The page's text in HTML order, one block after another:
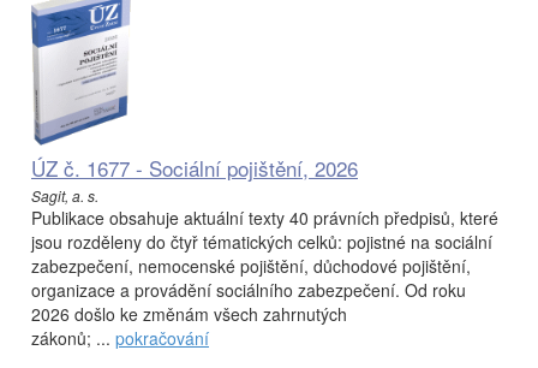
ÚZ č. 1677 - Sociální pojištění, 2026
Sagit, a. s.
Publikace obsahuje aktuální texty 40 právních předpisů, které
jsou rozděleny do čtyř tématických celků: pojistné na sociální
zabezpečení, nemocenské pojištění, důchodové pojištění,
organizace a provádění sociálního zabezpečení. Od roku
2026 došlo ke změnám všech zahrnutých
zákonů; ... pokračování